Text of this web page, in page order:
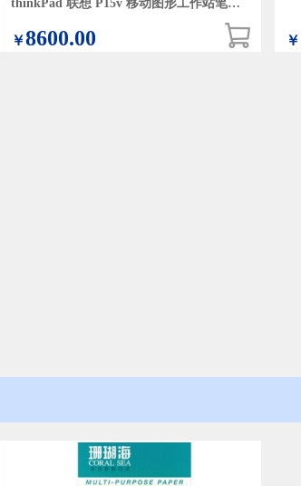
thinkPad 联想 P15v 移动图形工作站笔记本电脑
￥8600.00 ￥